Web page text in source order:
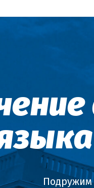
Подружим